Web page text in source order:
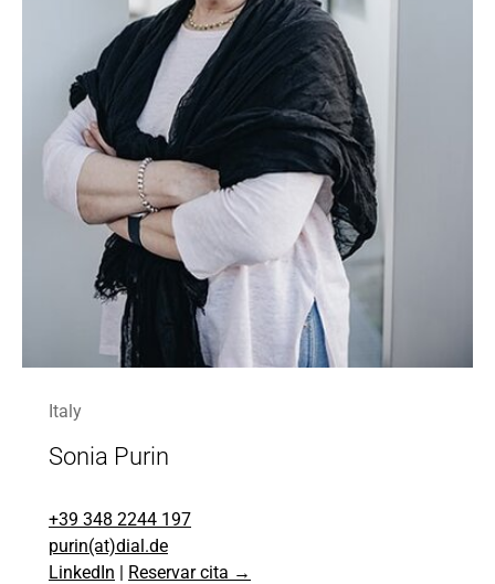
Italy
Sonia Purin
+39 348 2244 197
purin(at)dial.de
LinkedIn | Reservar cita →